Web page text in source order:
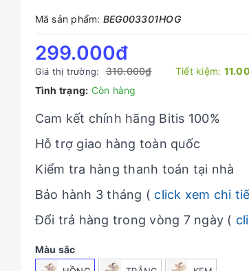
Mã sản phẩm: BEG003301HOG
299.000₫
Giá thị trường: 310.000₫ Tiết kiệm:
Tình trạng: Còn hàng
Cam kết chính hãng Bitis 100%
Hỗ trợ giao hàng toàn quốc
Kiểm tra hàng thanh toán tại nhà
Bảo hành 3 tháng ( click xem chi
Đổi trả hàng trong vòng 7 ngày (
Màu sắc